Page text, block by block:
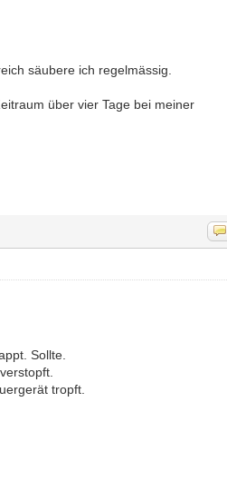
säubere ich regelmässig.
über vier Tage bei meiner
Sollte.
tropft.